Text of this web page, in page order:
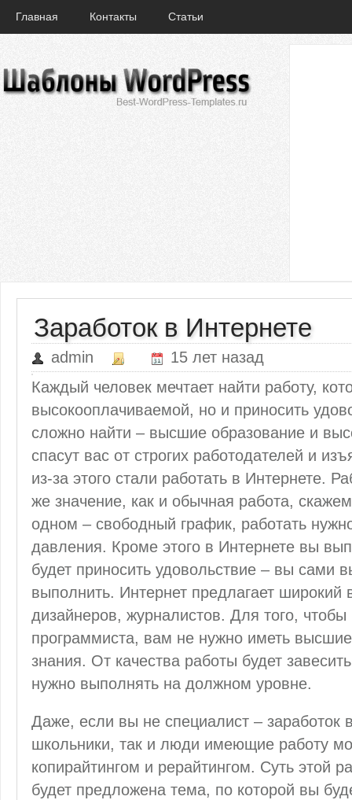
Главная Контакты Статьи
Заработок в Интернете
admin
15 лет назад
Каждый человек мечтает найти работу,
высокооплачиваемой, но и приносить
сложно найти – высшие образование и
спасут вас от строгих работодателей и
из-за этого стали работать в Интернете.
же значение, как и обычная работа,
одном – свободный график, работать
давления. Кроме этого в Интернете вы
будет приносить удовольствие – вы сами
выполнить. Интернет предлагает
дизайнеров, журналистов. Для того, чтобы
программиста, вам не нужно иметь
знания. От качества работы будет
нужно выполнять на должном уровне.
Даже, если вы не специалист – заработок
школьники, так и люди имеющие работу
копирайтингом и рерайтингом. Суть этой
будет предложена тема, по которой вы